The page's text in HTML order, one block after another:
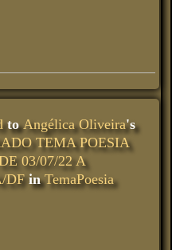
toAngélica Oliveira's
TEMA POESIA
03/07/22 A
DFinTemaPoesia